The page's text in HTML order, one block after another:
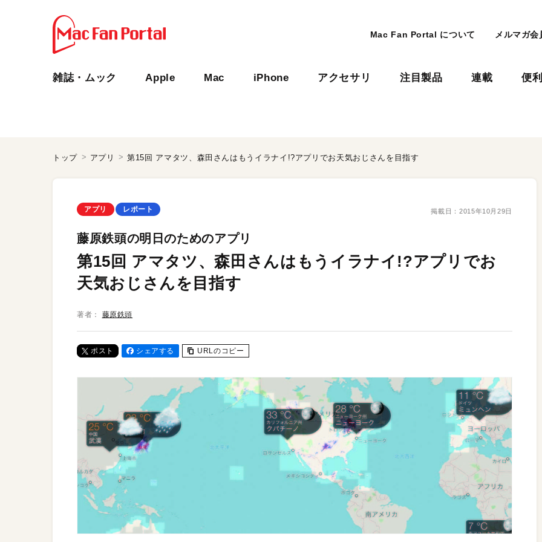
Mac Fan Portal について メルマガ会
雑誌・ムック Apple Mac iPhone アクセサリ 注目製品 連載 便
トップ アプリ 第15回 アマタツ、森田さんはもうイラナイ!?アプリでお天気おじさんを目指す
アプリ レポート 掲載日： 2015年10月29日
藤原鉄頭の明日のためのアプリ
第15回 アマタツ、森田さんはもうイラナイ!?アプリでお
天気おじさんを目指す
著者： 藤原鉄頭
ポスト シェアする URLのコピー